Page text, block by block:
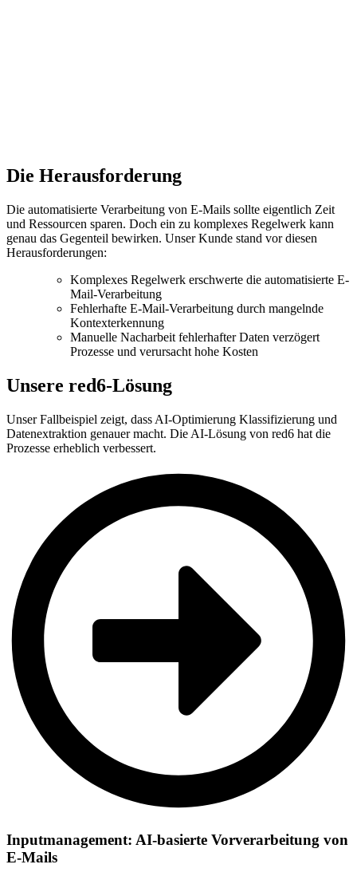
Die Herausforderung
Die automatisierte Verarbeitung von E-Mails sollte eigentlich Zeit
und Ressourcen sparen. Doch ein zu komplexes Regelwerk kann
genau das Gegenteil bewirken. Unser Kunde stand vor diesen
Herausforderungen:
Komplexes Regelwerk erschwerte die automatisierte E-
Mail-Verarbeitung
Fehlerhafte E-Mail-Verarbeitung durch mangelnde
Kontexterkennung
Manuelle Nacharbeit fehlerhafter Daten verzögert
Prozesse und verursacht hohe Kosten
Unsere red6-Lösung
Unser Fallbeispiel zeigt, dass AI-Optimierung Klassifizierung und
Datenextraktion genauer macht. Die AI-Lösung von red6 hat die
Prozesse erheblich verbessert.
Inputmanagement: AI-basierte Vorverarbeitung von
E-Mails